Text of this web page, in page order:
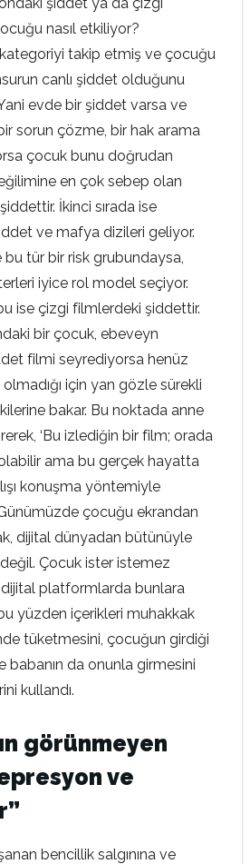
nasıl etkiliyor?
takip etmiş ve çocuğu
canlı şiddet olduğunu
evde bir şiddet varsa ve
sorun çözme, bir hak arama
çocuk bunu doğrudan
en çok sebep olan
İkinci sırada ise
ve mafya dizileri geliyor.
tür bir risk grubundaysa,
iyice rol model seçiyor.
ise çizgi filmlerdeki şiddettir.
bir çocuk, ebeveyn
filmi seyrediyorsa henüz
için yan gözle sürekli
bakar. Bu noktada anne
‘Bu izlediğin bir film; orada
ama bu gerçek hayatta
konuşma yöntemiyle
Günümüzde çocuğu ekrandan
dijital dünyadan bütünüyle
Çocuk ister istemez
platformlarda bunlara
yüzden içerikleri muhakkak
tüketmesini, çocuğun girdiği
babanın da onunla girmesini
kullandı.
görünmeyen
ve
bencillik salgınına ve